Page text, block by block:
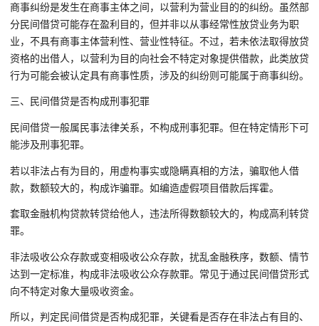
商事纠纷是发生在商事主体之间，以营利为营业目的的纠纷。虽然部
分民间借贷可能存在盈利目的，但并非以从事经常性放贷业务为职
业，不具有商事主体营利性、营业性特征。不过，若未依法取得放贷
资格的出借人，以营利为目的向社会不特定对象提供借款，此类放贷
行为可能会被认定具有商事性质，涉及的纠纷则可能属于商事纠纷。
三、民间借贷是否构成刑事犯罪
民间借贷一般属民事法律关系，不构成刑事犯罪。但在特定情形下可
能涉及刑事犯罪。
若以非法占有为目的，用虚构事实或隐瞒真相的方法，骗取他人借
款，数额较大的，构成诈骗罪。如编造虚假项目借款后挥霍。
套取金融机构贷款转贷给他人，违法所得数额较大的，构成高利转贷
罪。
非法吸收公众存款或变相吸收公众存款，扰乱金融秩序，数额、情节
达到一定标准，构成非法吸收公众存款罪。常见于通过民间借贷形式
向不特定对象大量吸收资金。
所以，判定民间借贷是否构成犯罪，关键看是否存在非法占有目的、